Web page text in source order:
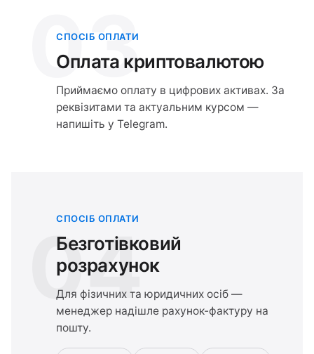
03
СПОСІБ ОПЛАТИ
Оплата криптовалютою
Приймаємо оплату в цифрових активах. За
реквізитами та актуальним курсом —
напишіть у Telegram.
04
СПОСІБ ОПЛАТИ
Безготівковий
розрахунок
Для фізичних та юридичних осіб —
менеджер надішле рахунок-фактуру на
пошту.